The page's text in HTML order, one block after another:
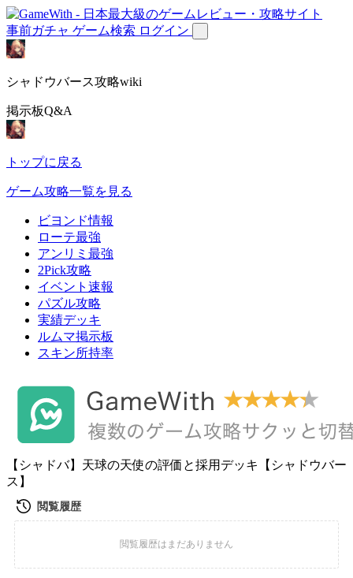
事前ガチャ ゲーム検索 ログイン
シャドウバース攻略wiki
掲示板Q&A
トップに戻る
ゲーム攻略一覧を見る
ビヨンド情報
ローテ最強
アンリミ最強
2Pick攻略
イベント速報
パズル攻略
実績デッキ
ルムマ掲示板
スキン所持率
【シャドバ】天球の天使の評価と採用デッキ【シャドウバー
ス】